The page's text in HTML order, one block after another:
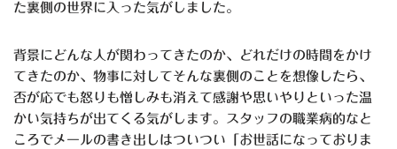
た裏側の世界に入った気がしました。
背景にどんな人が関わってきたのか、どれだけの時間をかけ
てきたのか、物事に対してそんな裏側のことを想像したら、
否が応でも怒りも憎しみも消えて感謝や思いやりといった温
かい気持ちが出てくる気がします。スタッフの職業病的なと
ころでメールの書き出しはついつい「お世話になっておりま